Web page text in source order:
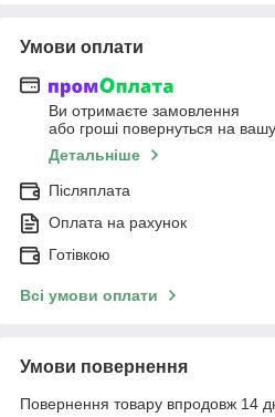
Умови оплати
Ви отримаєте замовлення
або гроші повернуться на
Детальніше
Післяплата
Оплата на рахунок
Готівкою
Всі умови оплати
Умови повернення
Повернення товару впродовж 14